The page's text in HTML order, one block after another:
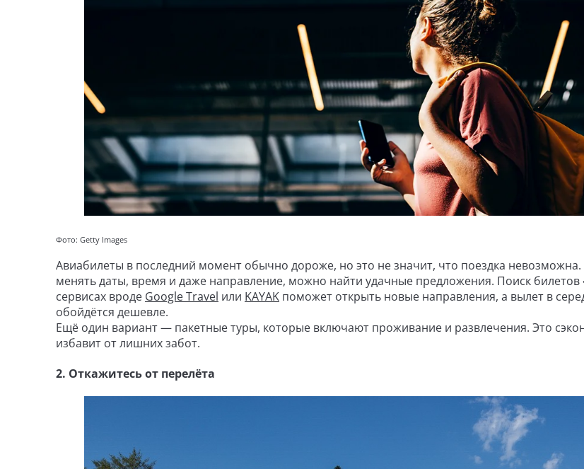
Фото: Getty Images
Авиабилеты в последний момент обычно дороже, но это не значит, что поездка невозможна.
менять даты, время и даже направление, можно найти удачные предложения. Поиск билетов
сервисах вроде Google Travel или KAYAK поможет открыть новые направления, а вылет в
обойдётся дешевле.
Ещё один вариант — пакетные туры, которые включают проживание и развлечения. Это
избавит от лишних забот.
2. Откажитесь от перелёта